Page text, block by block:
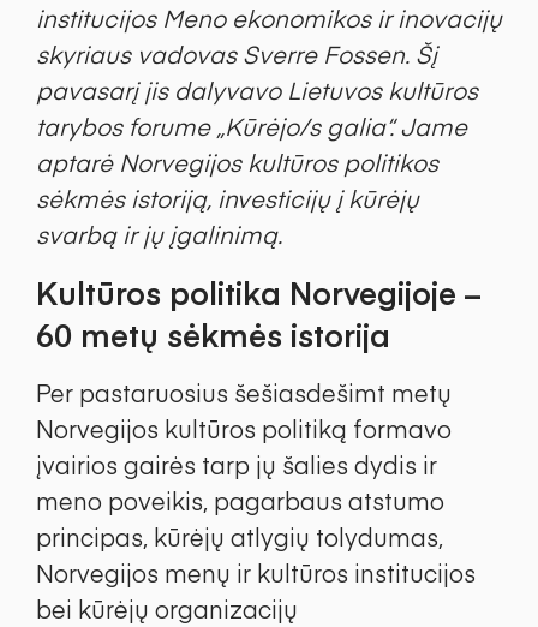
institucijos Meno ekonomikos ir inovacijų
skyriaus vadovas Sverre Fossen. Šį
pavasarį jis dalyvavo Lietuvos kultūros
tarybos forume „Kūrėjo/s galia“. Jame
aptarė Norvegijos kultūros politikos
sėkmės istoriją, investicijų į kūrėjų
svarbą ir jų įgalinimą.
Kultūros politika Norvegijoje –
60 metų sėkmės istorija
Per pastaruosius šešiasdešimt metų
Norvegijos kultūros politiką formavo
įvairios gairės tarp jų šalies dydis ir
meno poveikis, pagarbaus atstumo
principas, kūrėjų atlygių tolydumas,
Norvegijos menų ir kultūros institucijos
bei kūrėjų organizacijų